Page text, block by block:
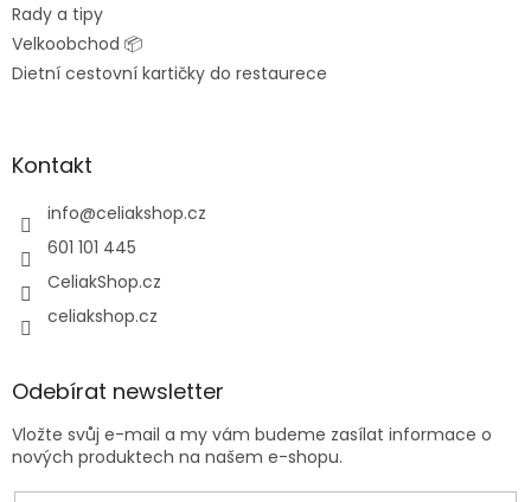
Rady a tipy
Velkoobchod 📦
Dietní cestovní kartičky do restaurece
Kontakt
info@celiakshop.cz
601 101 445
CeliakShop.cz
celiakshop.cz
Odebírat newsletter
Vložte svůj e-mail a my vám budeme zasílat informace o
nových produktech na našem e-shopu.